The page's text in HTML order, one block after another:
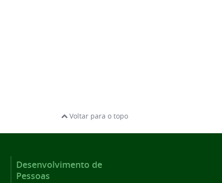
Voltar para o topo
Desenvolvimento de
Pessoas